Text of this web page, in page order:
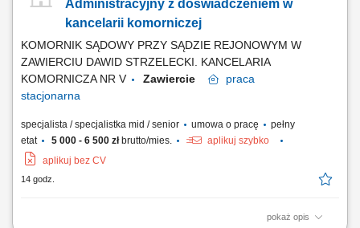
archiwizacja dokumentacji....
Administracyjny z doświadczeniem w
kancelarii komorniczej
KOMORNIK SĄDOWY PRZY SĄDZIE REJONOWYM W
ZAWIERCIU DAWID STRZELECKI. KANCELARIA
KOMORNICZA NR V
Zawiercie
praca
stacjonarna
specjalista / specjalistka mid / senior umowa o pracę
pełny
etat
5 000 - 6 500 złbrutto/mies.
aplikuj szybko
aplikuj bez CV
14 godz.
pokaż opis